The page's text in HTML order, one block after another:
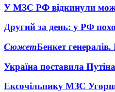
У МЗС РФ відкинули
Другий за день: у РФ
СюжетБенкет
Україна поставила
Ексочільнику МЗС